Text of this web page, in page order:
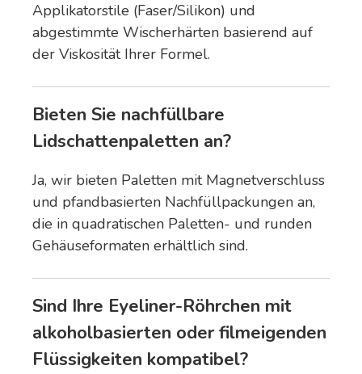
Applikatorstile (Faser/Silikon) und
abgestimmte Wischerhärten basierend auf
der Viskosität Ihrer Formel.
Bieten Sie nachfüllbare
Lidschattenpaletten an?
Ja, wir bieten Paletten mit Magnetverschluss
und pfandbasierten Nachfüllpackungen an,
die in quadratischen Paletten- und runden
Gehäuseformaten erhältlich sind.
Sind Ihre Eyeliner-Röhrchen mit
alkoholbasierten oder filmeigenden
Flüssigkeiten kompatibel?